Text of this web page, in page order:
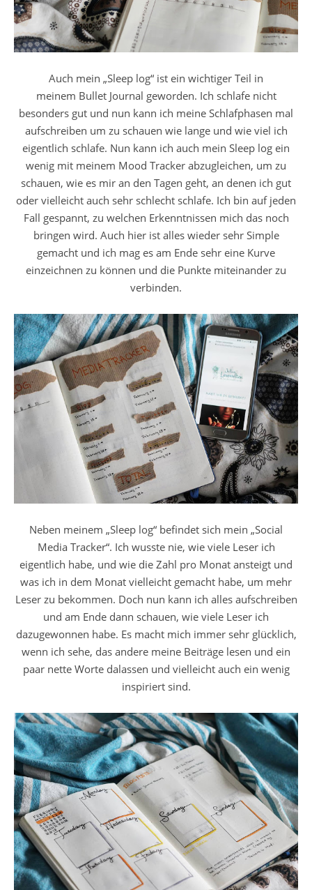
Auch mein „Sleep log“ ist ein wichtiger Teil in
meinem Bullet Journal geworden. Ich schlafe nicht
besonders gut und nun kann ich meine Schlafphasen mal
aufschreiben um zu schauen wie lange und wie viel ich
eigentlich schlafe. Nun kann ich auch mein Sleep log ein
wenig mit meinem Mood Tracker abzugleichen, um zu
schauen, wie es mir an den Tagen geht, an denen ich gut
oder vielleicht auch sehr schlecht schlafe. Ich bin auf jeden
Fall gespannt, zu welchen Erkenntnissen mich das noch
bringen wird. Auch hier ist alles wieder sehr Simple
gemacht und ich mag es am Ende sehr eine Kurve
einzeichnen zu können und die Punkte miteinander zu
verbinden.
Neben meinem „Sleep log“ befindet sich mein „Social
Media Tracker“. Ich wusste nie, wie viele Leser ich
eigentlich habe, und wie die Zahl pro Monat ansteigt und
was ich in dem Monat vielleicht gemacht habe, um mehr
Leser zu bekommen. Doch nun kann ich alles aufschreiben
und am Ende dann schauen, wie viele Leser ich
dazugewonnen habe. Es macht mich immer sehr glücklich,
wenn ich sehe, das andere meine Beiträge lesen und ein
paar nette Worte dalassen und vielleicht auch ein wenig
inspiriert sind.